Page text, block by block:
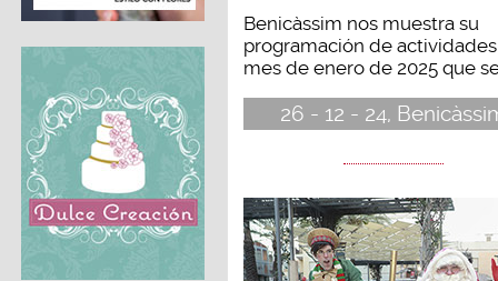
Benicàssim nos muestra su
programación de
mes de enero de 2025 que
26 - 12 - 24,